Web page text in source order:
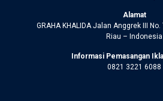
Alamat
GRAHA KHALIDA Jalan Anggrek III
Riau – Indonesia
Informasi Pemasangan
0821 3221 6088